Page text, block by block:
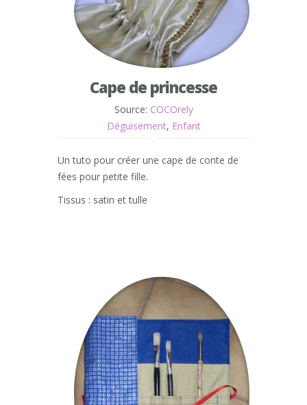
Cape de princesse
Source: COCOrely
Déguisement, Enfant
Un tuto pour créer une cape de conte de
fées pour petite fille.
Tissus : satin et tulle